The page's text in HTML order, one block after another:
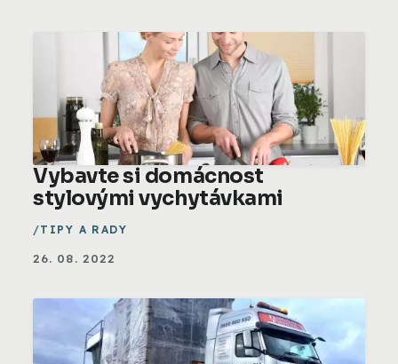
Vybavte si domácnost
stylovými vychytávkami
TIPY A RADY
26. 08. 2022